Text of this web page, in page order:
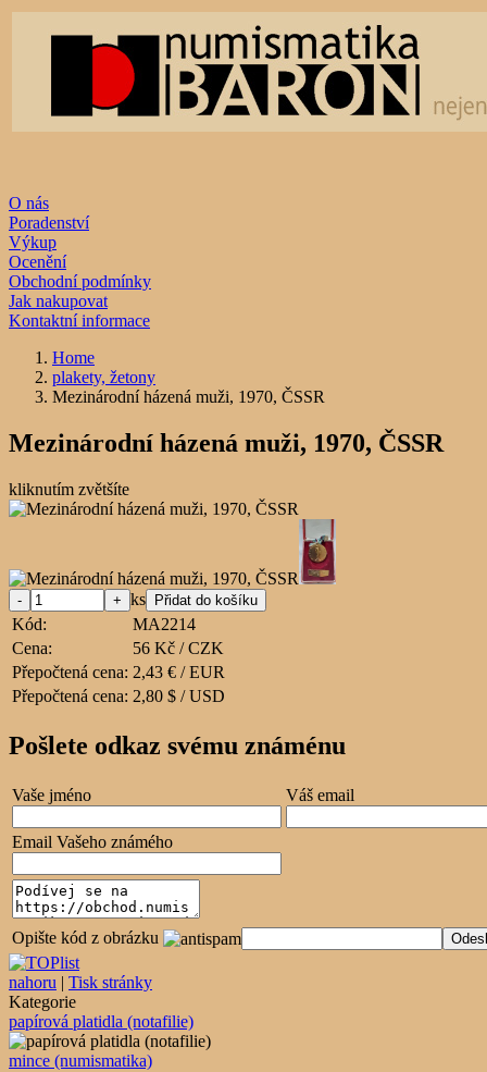
O nás
Poradenství
Výkup
Ocenění
Obchodní podmínky
Jak nakupovat
Kontaktní informace
Home
plakety, žetony
Mezinárodní házená muži, 1970, ČSSR
Mezinárodní házená muži, 1970, ČSSR
kliknutím zvětšíte
ks
Kód:
MA2214
Cena:
56 Kč / CZK
Přepočtená cena: 2,43 € / EUR
Přepočtená cena: 2,80 $ / USD
Pošlete odkaz svému známénu
Vaše jméno Váš email
Email Vašeho známého
Opište kód z obrázku
nahoru | Tisk stránky
Kategorie
papírová platidla (notafilie)
mince (numismatika)